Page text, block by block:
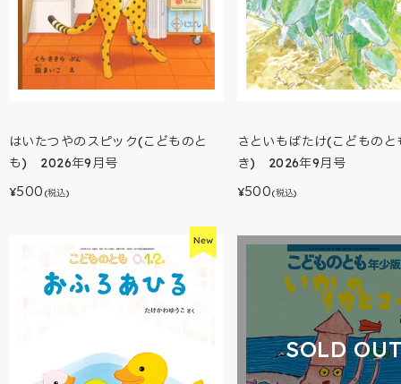
はいたつやのスピック(こどものと
も) 2026年9月号
¥500 (税込)
さといもばたけ(こどものと
き) 2026年9月号
¥500(税込)
SOLD